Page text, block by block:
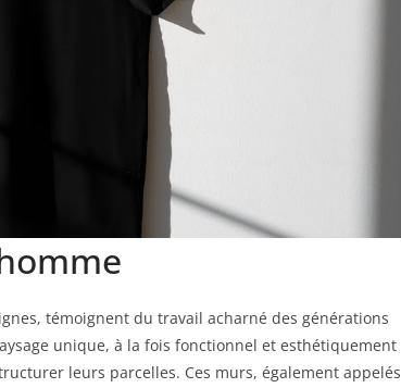
témoignent du travail acharné des générations
unique, à la fois fonctionnel et esthétiquement
leurs parcelles. Ces murs, également appelés